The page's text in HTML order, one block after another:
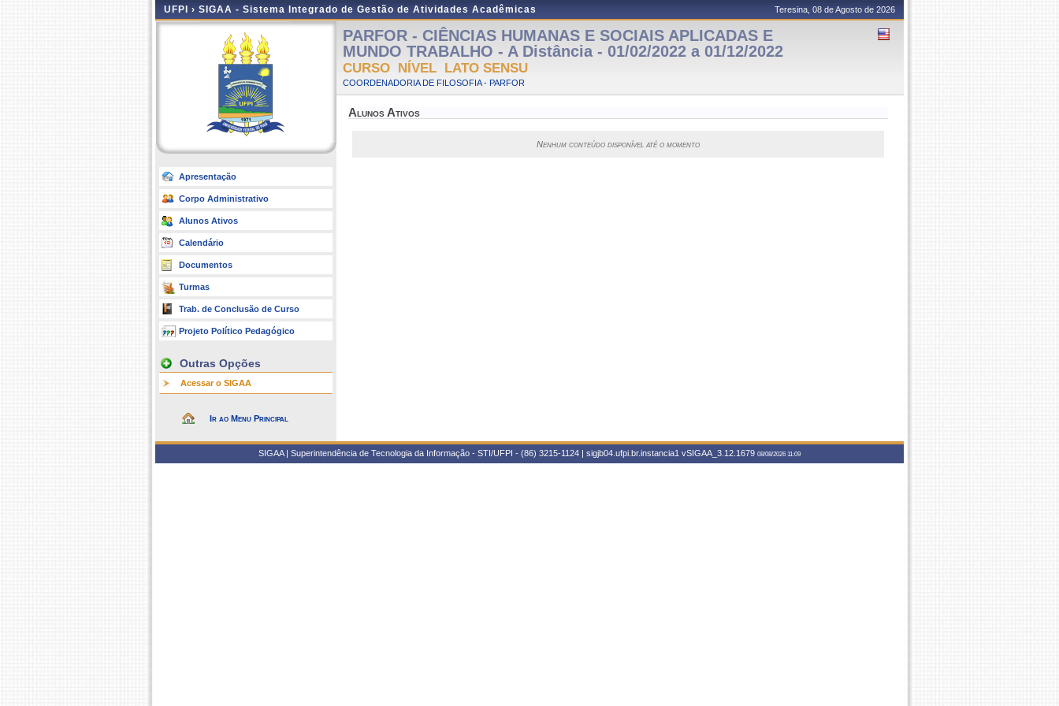
UFPI › SIGAA - Sistema Integrado de Gestão de Atividades Acadêmicas Teresina, 08 de Agosto de 2026
Apresentação
Corpo Administrativo
Alunos Ativos
Calendário
Documentos
Turmas
Trab. de Conclusão de Curso
Projeto Político Pedagógico
Outras Opções
Acessar o SIGAA
Ir ao Menu Principal
PARFOR - CIÊNCIAS HUMANAS E SOCIAIS APLICADAS E
MUNDO TRABALHO - A Distância - 01/02/2022 a 01/12/2022
CURSO NÍVEL LATO SENSU
COORDENADORIA DE FILOSOFIA - PARFOR
Alunos Ativos
Nenhum conteúdo disponível até o momento
SIGAA | Superintendência de Tecnologia da Informação - STI/UFPI - (86) 3215-1124 | sigjb04.ufpi.br.instancia1 vSIGAA_3.12.1679 08/08/2026 11:09